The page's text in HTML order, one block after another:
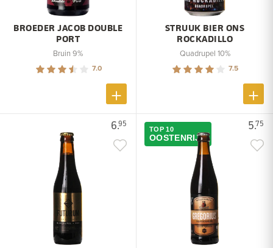
BROEDER JACOB DOUBLE
PORT
Bruin 9%
7.0
STRUUK BIER ONS
ROCKADILLO
Quadrupel 10%
7.5
6.95 5.75
TOP 10
OOSTENRIJK